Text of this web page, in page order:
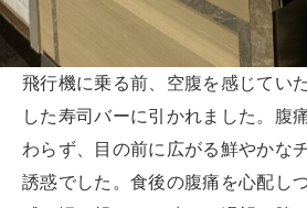
飛行機に乗る前、空腹を感じてい
した寿司バーに引かれました。腹
わらず、目の前に広がる鮮やかな
誘惑でした。食後の腹痛を心配し